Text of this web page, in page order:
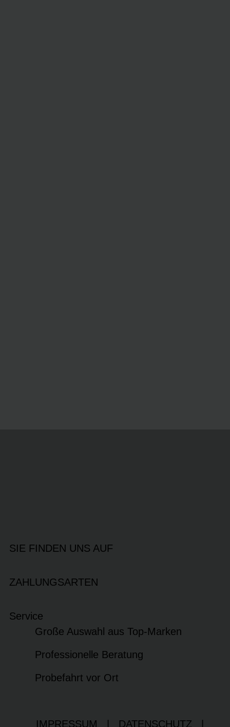
SIE FINDEN UNS AUF
ZAHLUNGSARTEN
Service
Große Auswahl aus Top-Marken
Professionelle Beratung
Probefahrt vor Ort
IMPRESSUM DATENSCHUTZ